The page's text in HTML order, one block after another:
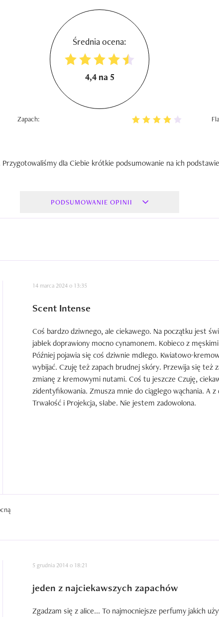
Średnia ocena:
4,4 na 5
Zapach:
dla Ciebie krótkie podsumowanie na ich
PODSUMOWANIE OPINII
14 marca 2024 o 13:35
Scent Intense
Coś bardzo dziwnego, ale ciekawego. Na początku jest
jabłek doprawiony mocno cynamonem. Kobieco z
Później pojawia się coś dziwnie mdłego. Kwiatowo-
wybijać. Czuję też zapach brudnej skóry. Przewija się też
zmianę z kremowymi nutami. Coś tu jeszcze Czuję,
zidentyfikowania. Zmusza mnie do ciągłego wąchania. A
Trwałość i Projekcja, słabe. Nie jestem zadowolona.
5 grudnia 2014 o 18:21
jeden z najciekawszych zapachów
Zgadzam się z alice... To najmocniejsze perfumy jakich